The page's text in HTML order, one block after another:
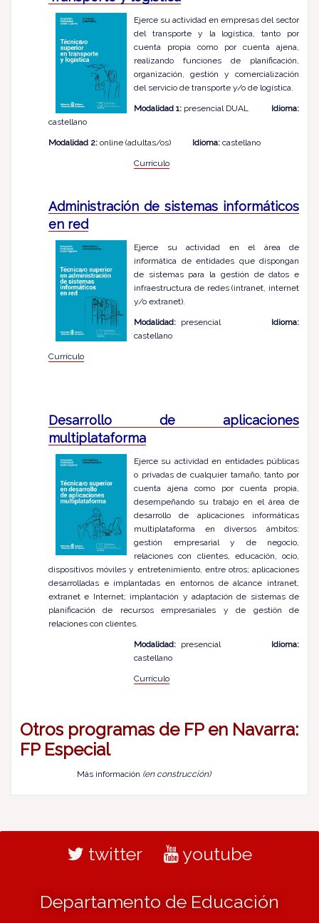
Ejerce su actividad en empresas del sector
del transporte y la logística, tanto por
cuenta propia como por cuenta ajena,
realizando funciones de planificación,
organización, gestión y comercialización
del servicio de transporte y/o de logística.
Modalidad 1: presencial DUAL Idioma:
castellano
Modalidad 2: online (adultas/os) Idioma: castellano
Currículo
Administración de sistemas informáticos
en red
Ejerce su actividad en el área de
informática de entidades que dispongan
de sistemas para la gestión de datos e
infraestructura de redes (intranet, internet
y/o extranet).
Modalidad: presencial Idioma:
castellano
Currículo
Desarrollo de aplicaciones
multiplataforma
Ejerce su actividad en entidades públicas
o privadas de cualquier tamaño, tanto por
cuenta ajena como por cuenta propia,
desempeñando su trabajo en el área de
desarrollo de aplicaciones informáticas
multiplataforma en diversos ámbitos:
gestión empresarial y de negocio,
relaciones con clientes, educación, ocio,
dispositivos móviles y entretenimiento, entre otros; aplicaciones
desarrolladas e implantadas en entornos de alcance intranet,
extranet e Internet; implantación y adaptación de sistemas de
planificación de recursos empresariales y de gestión de
relaciones con clientes.
Modalidad: presencial Idioma:
castellano
Currículo
Otros programas de FP en Navarra:
FP Especial
Más información (en construcción)
twitter youtube
Departamento de Educación